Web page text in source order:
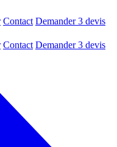
Contact Demander 3 devis
Contact Demander 3 devis